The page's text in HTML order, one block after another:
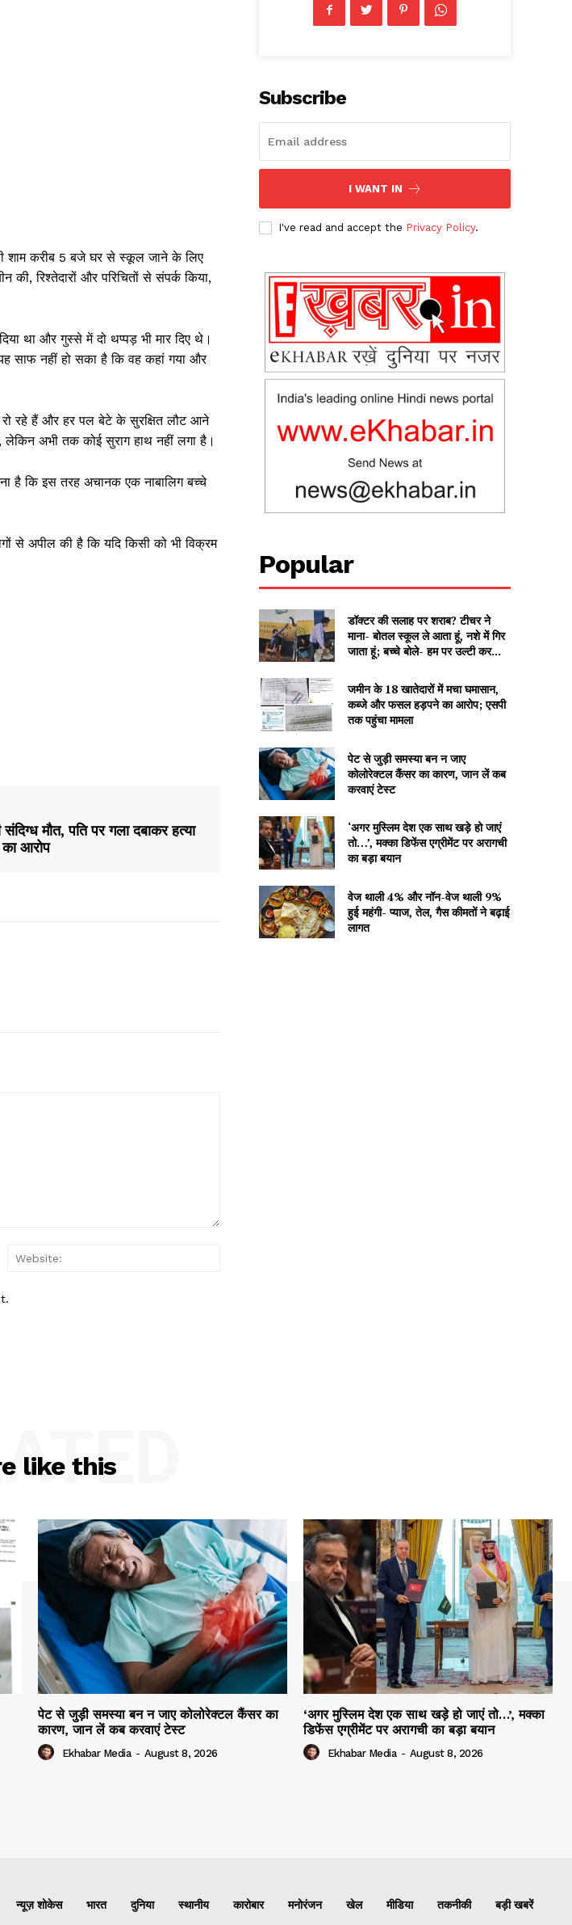
शाम करीब 5 बजे घर से स्कूल जाने के लिए
रिश्तेदारों और परिचितों से संपर्क किया,
था और गुस्से में दो थप्पड़ भी मार दिए थे।
साफ नहीं हो सका है कि वह कहां गया और
रो रहे हैं और हर पल बेटे के सुरक्षित लौट आने
अभी तक कोई सुराग हाथ नहीं लगा है।
है कि इस तरह अचानक एक नाबालिग बच्चे
से अपील की है कि यदि किसी को भी विक्रम
संदिग्ध मौत, पति पर गला दबाकर हत्या
आरोप
Subscribe
I WANT IN
I've read and accept the Privacy Policy.
Popular
डॉक्टर की सलाह पर शराब? टीचर ने
माना- बोतल स्कूल ले आता हूं, नशे में गिर
जाता हूं; बच्चे बोले- हम पर उल्टी कर...
जमीन के 18 खातेदारों में मचा घमासान,
कब्जे और फसल हड़पने का आरोप; एसपी
तक पहुंचा मामला
पेट से जुड़ी समस्या बन न जाए
कोलोरेक्टल कैंसर का कारण, जान लें कब
करवाएं टेस्ट
‘अगर मुस्लिम देश एक साथ खड़े हो जाएं
तो…’, मक्का डिफेंस एग्रीमेंट पर अरागची
का बड़ा बयान
वेज थाली 4% और नॉन-वेज थाली 9%
हुई महंगी- प्याज, तेल, गैस कीमतों ने बढ़ाई
लागत
like this
पेट से जुड़ी समस्या बन न जाए कोलोरेक्टल कैंसर का
कारण, जान लें कब करवाएं टेस्ट
Ekhabar Media - August 8, 2026
‘अगर मुस्लिम देश एक साथ खड़े हो जाएं तो…’, मक्का
डिफेंस एग्रीमेंट पर अरागची का बड़ा बयान
Ekhabar Media - August 8, 2026
न्यूज़ शोकेस भारत दुनिया स्थानीय कारोबार मनोरंजन खेल मीडिया तकनीकी बड़ी खबरें